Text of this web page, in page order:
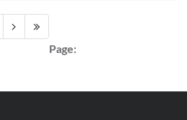
Page: